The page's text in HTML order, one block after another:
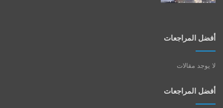
أفضل المراجعات
لا يوجد مقالات
أفضل المراجعات